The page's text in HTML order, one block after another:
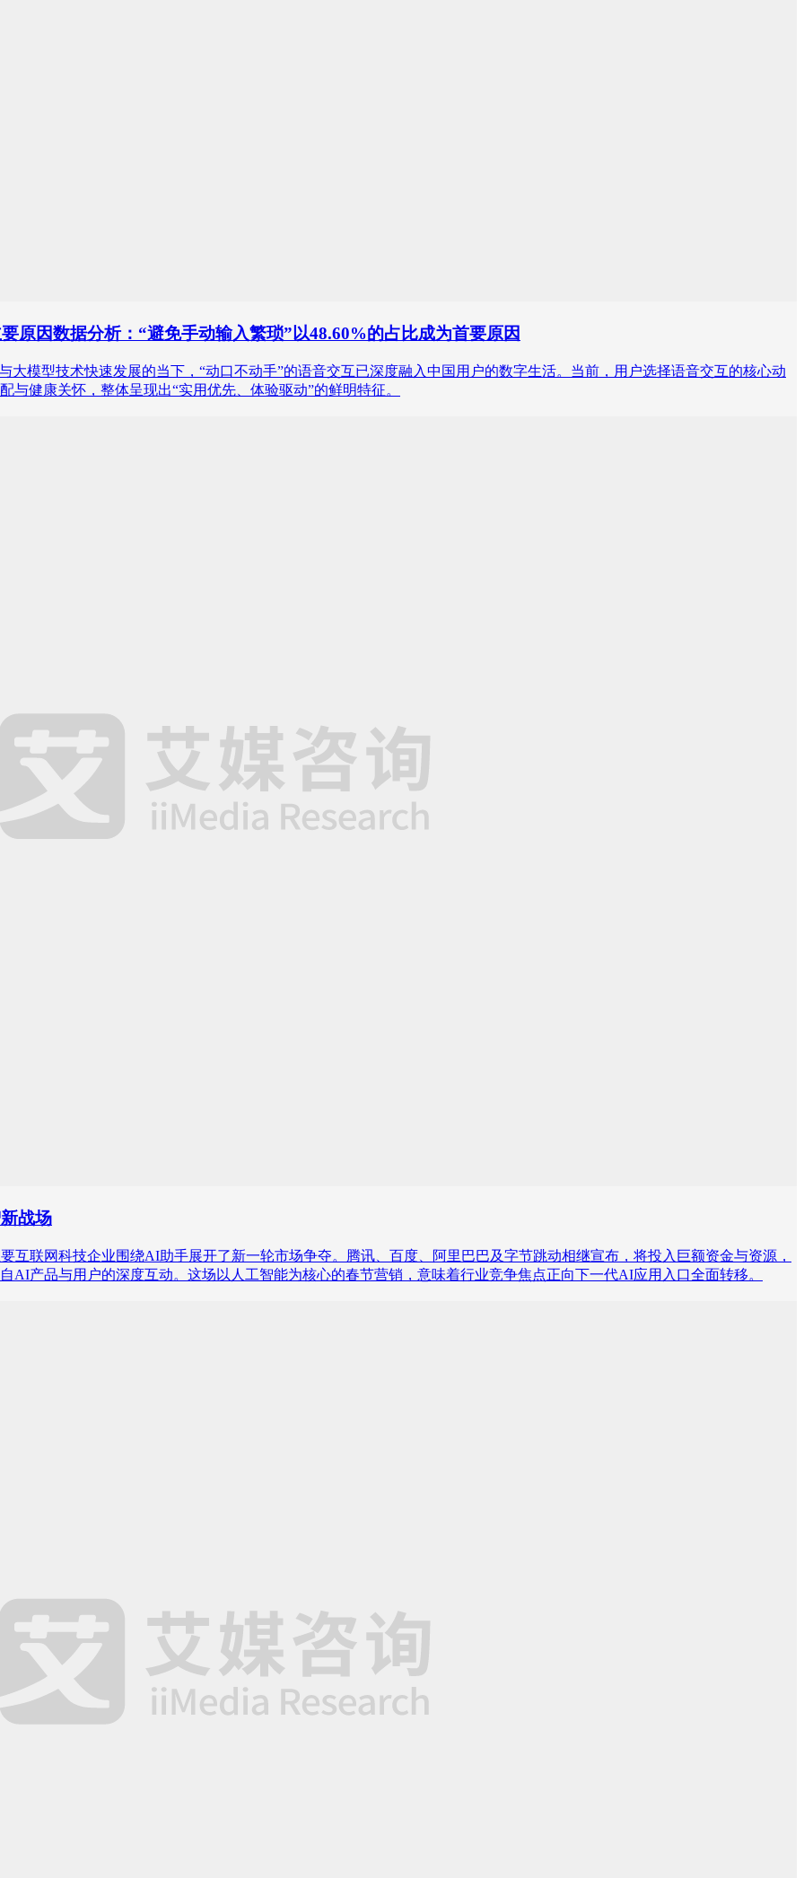
原因数据分析：“避免手动输入繁琐”以48.60%的占比成为首要原因
大模型技术快速发展的当下，“动口不动手”的语音交互已深度融入中国用户的数字生活。当前，用户选择语音交互的核心动
健康关怀，整体呈现出“实用优先、体验驱动”的鲜明特征。
战场
互联网科技企业围绕AI助手展开了新一轮市场争夺。腾讯、百度、阿里巴巴及字节跳动相继宣布，将投入巨额资金与资源，
AI产品与用户的深度互动。这场以人工智能为核心的春节营销，意味着行业竞争焦点正向下一代AI应用入口全面转移。